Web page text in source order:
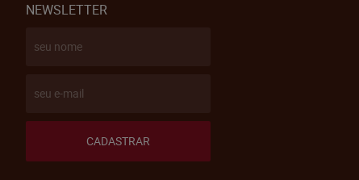
NEWSLETTER
CADASTRAR